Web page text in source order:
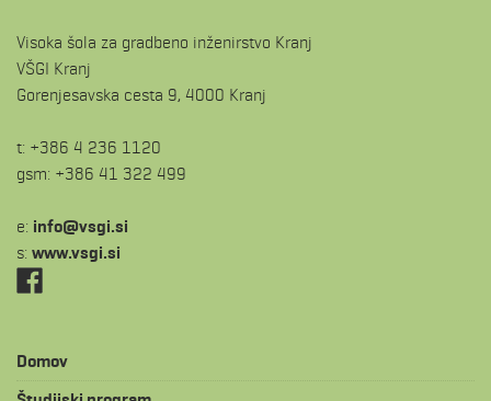
Visoka šola za gradbeno inženirstvo Kranj
VŠGI Kranj
Gorenjesavska cesta 9, 4000 Kranj
t: +386 4 236 1120
gsm: +386 41 322 499
e: is.igsv@ofni
s: www.vsgi.si
Domov